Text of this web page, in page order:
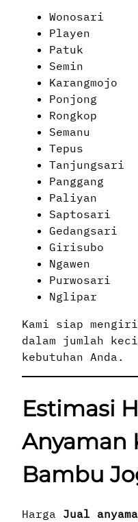
Wonosari
Playen
Patuk
Semin
Karangmojo
Ponjong
Rongkop
Semanu
Tepus
Tanjungsari
Panggang
Paliyan
Saptosari
Gedangsari
Girisubo
Ngawen
Purwosari
Nglipar
Kami siap
dalam jumlah
kebutuhan Anda.
Estimasi
Anyaman
Bambu
Harga Jual